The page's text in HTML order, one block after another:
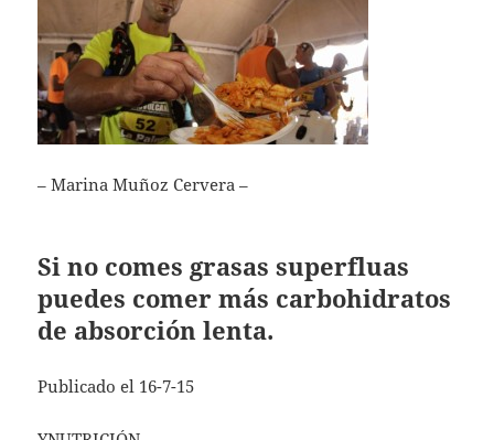
– Marina Muñoz Cervera –
Si no comes grasas superfluas
puedes comer más carbohidratos
de absorción lenta.
Publicado el 16-7-15